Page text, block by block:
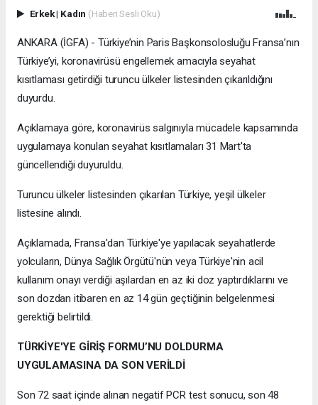
Erkek| Kadın (Haberi Sesli Oku)
ANKARA (İGFA) - Türkiye’nin Paris Başkonsolosluğu Fransa’nın
Türkiye’yi, koronavirüsü engellemek amacıyla seyahat
kısıtlaması getirdiği turuncu ülkeler listesinden çıkarıldığını
duyurdu.
Açıklamaya göre, koronavirüs salgınıyla mücadele kapsamında
uygulamaya konulan seyahat kısıtlamaları 31 Mart'ta
güncellendiği duyuruldu.
Turuncu ülkeler listesinden çıkarılan Türkiye, yeşil ülkeler
listesine alındı.
Açıklamada, Fransa'dan Türkiye'ye yapılacak seyahatlerde
yolcuların, Dünya Sağlık Örgütü'nün veya Türkiye'nin acil
kullanım onayı verdiği aşılardan en az iki doz yaptırdıklarını ve
son dozdan itibaren en az 14 gün geçtiğinin belgelenmesi
gerektiği belirtildi.
TÜRKİYE'YE GİRİŞ FORMU’NU DOLDURMA
UYGULAMASINA DA SON VERİLDİ
Son 72 saat içinde alınan negatif PCR test sonucu, son 48